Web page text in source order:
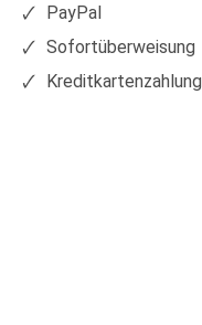
PayPal
Sofortüberweisung
Kreditkartenzahlung